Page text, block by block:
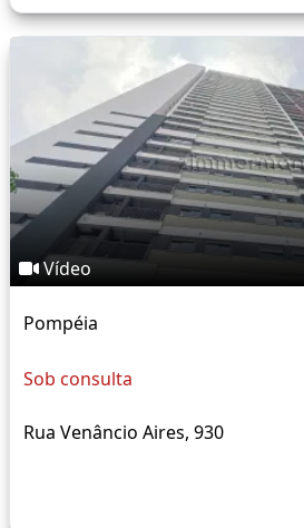
Vídeo
Pompéia
Sob consulta
Rua Venâncio Aires, 930